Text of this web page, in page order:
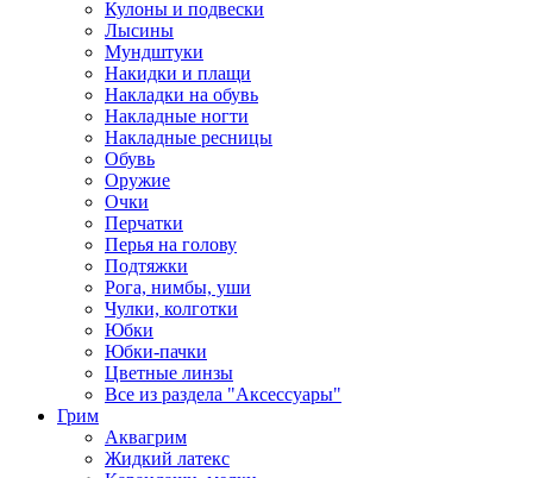
Кулоны и подвески
Лысины
Мундштуки
Накидки и плащи
Накладки на обувь
Накладные ногти
Накладные ресницы
Обувь
Оружие
Очки
Перчатки
Перья на голову
Подтяжки
Рога, нимбы, уши
Чулки, колготки
Юбки
Юбки-пачки
Цветные линзы
Все из раздела "Аксессуары"
Грим
Аквагрим
Жидкий латекс